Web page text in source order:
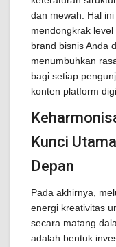
dan mewah. Hal
mendongkrak
brand bisnis Anda
menumbuhkan
bagi setiap
konten platform
Kunci
Depan
Pada akhirnya,
energi kreativitas
secara matang
adalah bentuk